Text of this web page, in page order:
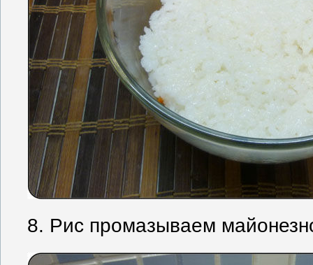
8. Рис промазываем